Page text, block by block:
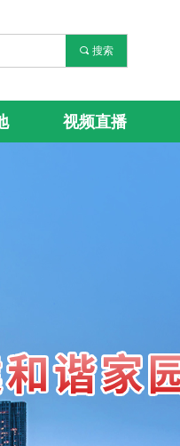
视频直播
끠 搜索